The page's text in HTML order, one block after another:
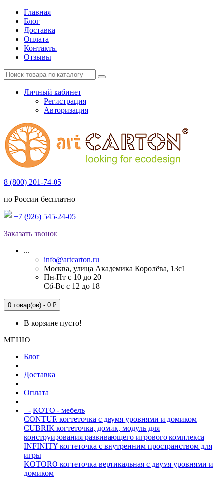
Главная
Блог
Доставка
Оплата
Контакты
Отзывы
Личный кабинет
Регистрация
Авторизация
8 (800) 201-74-05
по России бесплатно
+7 (926) 545-24-05
Заказать звонок
...
info@artcarton.ru
Москва, улица Академика Королёва, 13с1
Пн-Пт с 10 до 20
Сб-Вс с 12 до 18
0 товар(ов) - 0 ₽
В корзине пусто!
МЕНЮ
Блог
Доставка
Оплата
+- КОТО - мебель
CONTUR когтеточка с двумя уровнями и домиком
CUBRIK когтеточка, домик, модуль для
конструирования развивающего игрового комплекса
INFINITY когтеточка с внутренним пространством для
игры
KOTORO когтеточка вертикальная с двумя уровнями и
домиком